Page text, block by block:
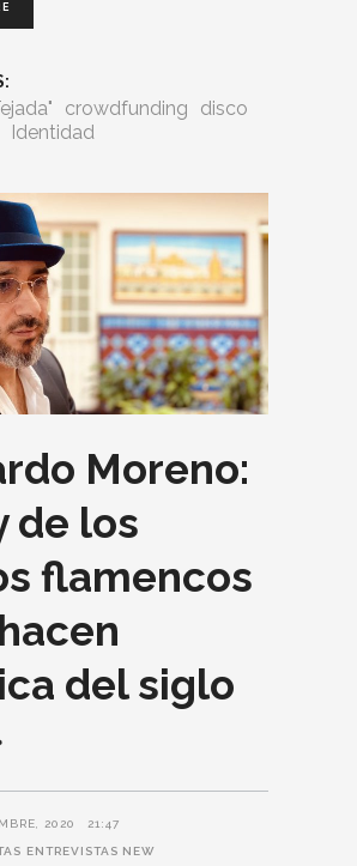
crowdfunding
disco
Identidad
Moreno:
de los
flamencos
del siglo
2020 21:47
ENTREVISTAS NEW